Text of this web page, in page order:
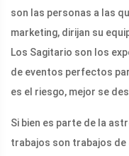
son las personas a las
marketing, dirijan su
Los Sagitario son los
de eventos perfectos
es el riesgo, mejor se
Si bien es parte de la
trabajos son trabajos